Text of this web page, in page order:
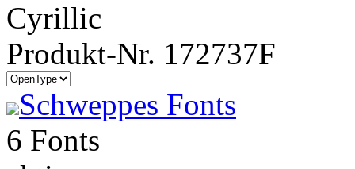
Cyrillic
Produkt-Nr. 172737F
Schweppes Fonts
6 Fonts